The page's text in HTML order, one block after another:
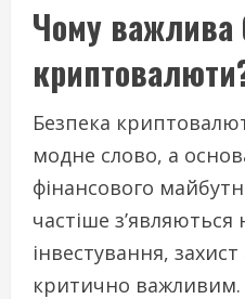
Чому важлива
Безпека
модне слово, а
фінансового
частіше
інвестування, захист
критично